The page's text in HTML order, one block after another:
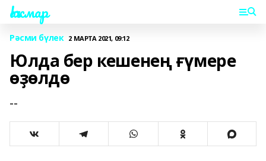
Һаҡмар
Рәсми бүлек 2 МАРТА 2021, 09:12
Юлда бер кешенең ғүмере
өҙөлдө
--